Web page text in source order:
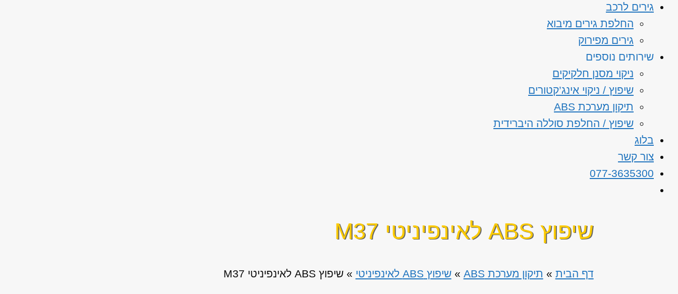
גירים לרכב
החלפת גירים מיבוא
גירים מפירוק
שירותים נוספים
ניקוי מסנן חלקיקים
שיפוץ / ניקוי אינג’קטורים
תיקון מערכת ABS
שיפוץ / החלפת סוללה היברידית
בלוג
צור קשר
077-3635300
שיפוץ ABS לאינפיניטי M37
דף הבית » תיקון מערכת ABS »שיפוץ ABS לאינפיניטי »שיפוץ ABS לאינפיניטי M37